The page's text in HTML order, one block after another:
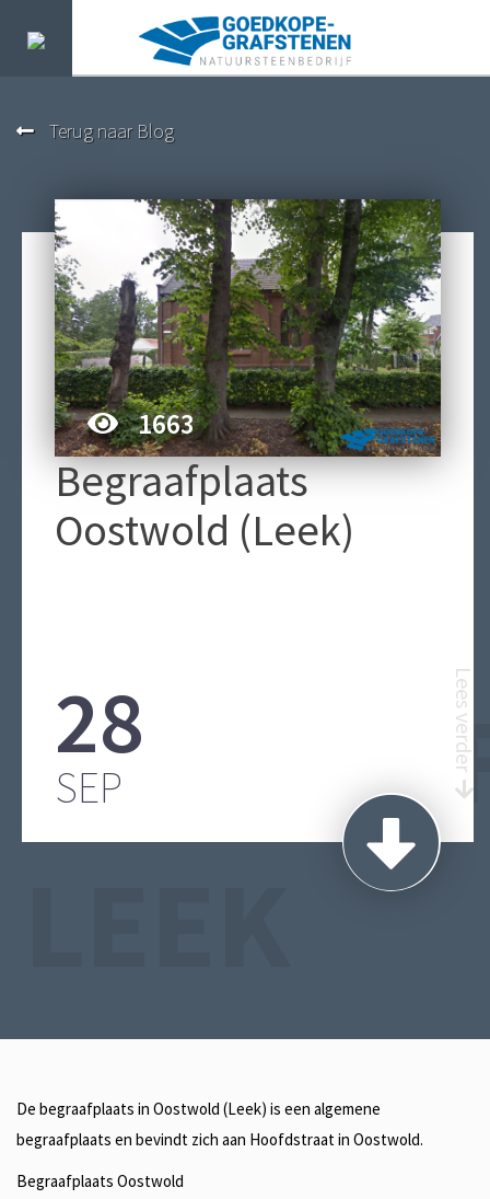
Terug naar Blog
1663
Begraafplaats
Oostwold (Leek)
28
SEP
Lees verder
De begraafplaats in Oostwold (Leek) is een algemene
begraafplaats en bevindt zich aan Hoofdstraat in Oostwold.
Begraafplaats Oostwold